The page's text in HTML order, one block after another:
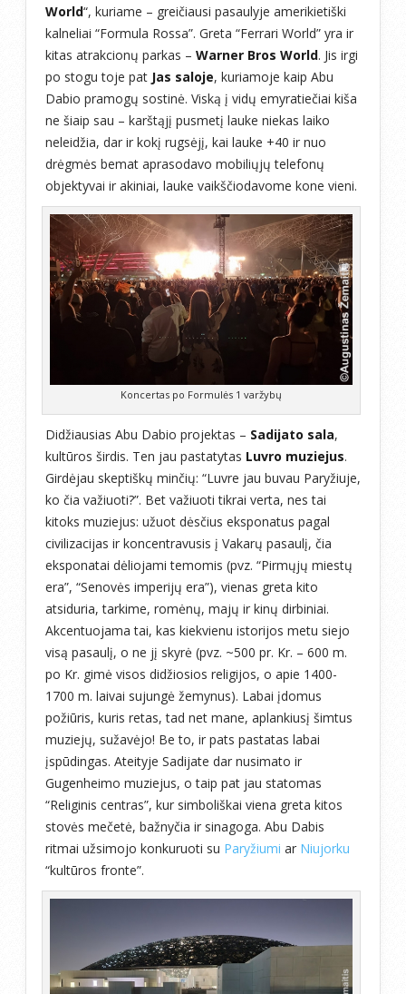
World“, kuriame – greičiausi pasaulyje amerikietiški
kalneliai “Formula Rossa”. Greta “Ferrari World” yra ir
kitas atrakcionų parkas – Warner Bros World. Jis irgi
po stogu toje pat Jas saloje, kuriamoje kaip Abu
Dabio pramogų sostinė. Viską į vidų emyratiečiai kiša
ne šiaip sau – karštąjį pusmetį lauke niekas laiko
neleidžia, dar ir kokį rugsėjį, kai lauke +40 ir nuo
drėgmės bemat aprasodavo mobiliųjų telefonų
objektyvai ir akiniai, lauke vaikščiodavome kone vieni.
Koncertas po Formulės 1 varžybų
Didžiausias Abu Dabio projektas – Sadijato sala,
kultūros širdis. Ten jau pastatytas Luvro muziejus.
Girdėjau skeptiškų minčių: “Luvre jau buvau Paryžiuje,
ko čia važiuoti?”. Bet važiuoti tikrai verta, nes tai
kitoks muziejus: užuot dėsčius eksponatus pagal
civilizacijas ir koncentravusis į Vakarų pasaulį, čia
eksponatai dėliojami temomis (pvz. “Pirmųjų miestų
era”, “Senovės imperijų era”), vienas greta kito
atsiduria, tarkime, romėnų, majų ir kinų dirbiniai.
Akcentuojama tai, kas kiekvienu istorijos metu siejo
visą pasaulį, o ne jį skyrė (pvz. ~500 pr. Kr. – 600 m.
po Kr. gimė visos didžiosios religijos, o apie 1400-
1700 m. laivai sujungė žemynus). Labai įdomus
požiūris, kuris retas, tad net mane, aplankiusį šimtus
muziejų, sužavėjo! Be to, ir pats pastatas labai
įspūdingas. Ateityje Sadijate dar nusimato ir
Gugenheimo muziejus, o taip pat jau statomas
“Religinis centras”, kur simboliškai viena greta kitos
stovės mečetė, bažnyčia ir sinagoga. Abu Dabis
ritmai užsimojo konkuruoti su Paryžiumi ar Niujorku
“kultūros fronte”.